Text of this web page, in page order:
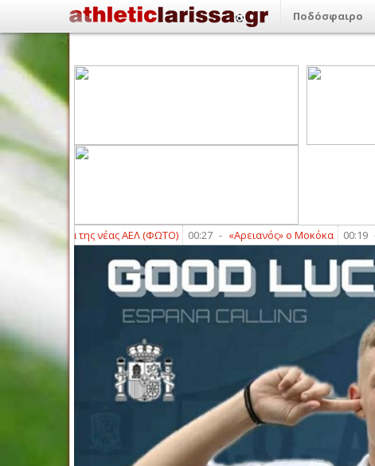
Ποδόσφαιρο
της νέας ΑΕΛ (ΦΩΤΟ) 00:27 - «Αρειανός» ο Μοκόκα 00:19 -